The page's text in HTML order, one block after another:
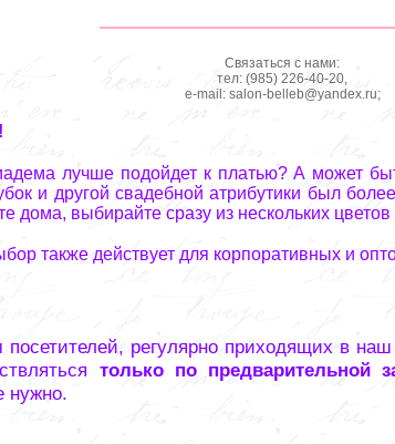
Связаться с нами:
тел: (985) 226-40-20,
e-mail: salon-belleb@yandex.ru;
лучше подойдет к платью? А может
и другой свадебной атрибутики был
дома, выбирайте сразу из нескольких
также действует для корпоративных и
регулярно приходящих в
только по предварительной
нужно.